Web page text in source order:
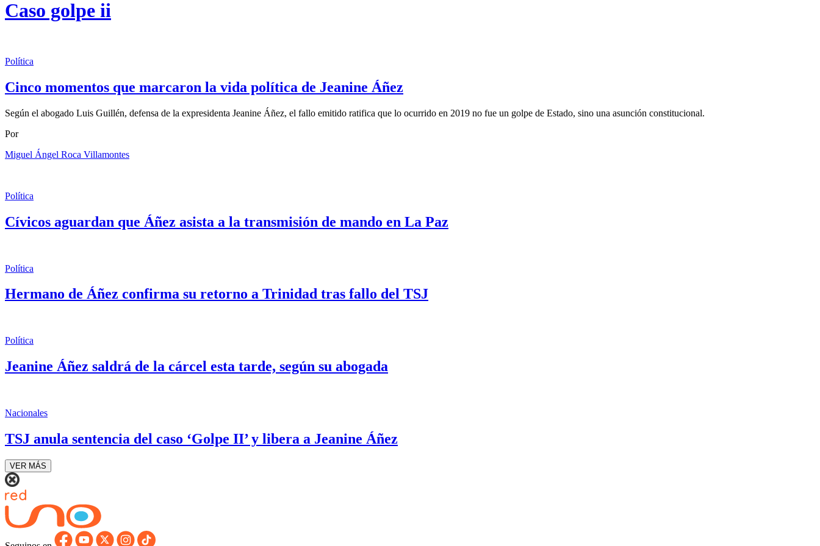
Caso golpe ii
Política
Cinco momentos que marcaron la vida política de Jeanine Áñez
Según el abogado Luis Guillén, defensa de la expresidenta Jeanine Áñez, el fallo emitido ratifica que lo ocurrido en 2019 no fue un golpe de Estado, sino una asunción constitucional.
Por
Miguel Ángel Roca Villamontes
Política
Cívicos aguardan que Áñez asista a la transmisión de mando en La Paz
Política
Hermano de Áñez confirma su retorno a Trinidad tras fallo del TSJ
Política
Jeanine Áñez saldrá de la cárcel esta tarde, según su abogada
Nacionales
TSJ anula sentencia del caso ‘Golpe II’ y libera a Jeanine Áñez
VER MÁS